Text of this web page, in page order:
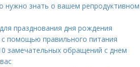
нужно знать о вашем репродуктивном
празднования дня рождения
помощью правильного питания
замечательных обращений с днем